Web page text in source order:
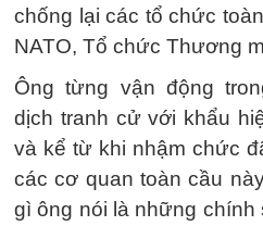
chống lại các tổ chức
NATO, Tổ chức Thương
Ông từng vận động
dịch tranh cử với khẩu
và kể từ khi nhậm chức
các cơ quan toàn cầu
gì ông nói là những chính